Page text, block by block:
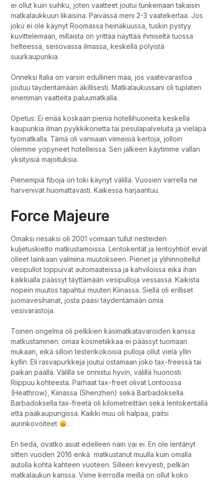
ei ollut kuin suihku, joten vaatteet joutui tunkemaan takaisin
matkalaukkuun likaisina. Päivässä meni 2-3 vaatekertaa. Jos
joku ei ole käynyt Roomassa heinäkuussa, tuskin pystyy
kuvittelemaan, millaista on yrittää näyttää ihmiseltä tuossa
helteessä, seisovassa ilmassa, keskellä pölyistä
suurkaupunkia.
Onneksi Italia on varsin edullinen maa, jos vaatevarastoa
joutuu täydentämään äkillisesti. Matkalaukussani oli tuplaten
enemmän vaatteita paluumatkalla.
Opetus: Ei enää koskaan pieniä hotellihuoneita keskellä
kaupunkia ilman pyykkikonetta tai pesulapalveluita ja vieläpä
työmatkalla. Tämä oli varmaan viimeisiä kertoja, jolloin
olemme yöpyneet hotelleissa. Sen jälkeen käytimme vallan
yksityisiä majoituksia.
Pienempiä fiboja on toki käynyt välillä. Vuosien varrella ne
harvenivat huomattavasti. Kaikessa harjaantuu.
Force Majeure
Omaksi riesaksi oli 2001 voimaan tullut nesteiden
kuljetuskielto matkustamoissa. Lentokentät ja lentoyhtiöt eivät
olleet lainkaan valmiina muutokseen. Pienet ja ylihinnoitellut
vesipullot loppuivat automaateissa ja kahviloissa eikä ihan
kaikkialla päässyt täyttämään vesipulloja vessassa. Kaikista
nopein muutos tapahtui muuten Kiinassa. Siellä oli erilliset
juomavesihanat, josta pääsi täydentämään omia
vesivarastoja.
Toinen ongelma oli pelkkien käsimatkatavaroiden kanssa
matkustaminen: omaa kosmetiikkaa ei päässyt tuomaan
mukaan, eikä silloin testerikokoisia pulloja ollut vielä yllin
kyllin. Eli rasvapurkkeja joutui ostamaan joko tax-freessä tai
paikan päällä. Välillä se onnistui hyvin, välillä huonosti.
Riippuu kohteesta. Parhaat tax-freet olivat Lontoossa
(Heathrow), Kiinassa (Shenzhen) sekä Barbadoksella.
Barbadoksella tax-freetä oli kilometreittäin sekä lentokentällä
että pääkaupungissa. Kaikki muu oli halpaa, paitsi
aurinkovoiteet
.
En tiedä, ovatko asiat edelleen näin vai ei. En ole lentänyt
sitten vuoden 2016 enkä matkustanut muulla kuin omalla
autolla kohta kahteen vuoteen. Silleen kevyesti, pelkän
matkalaukun kanssa. Viime kerroilla meillä on ollut koko